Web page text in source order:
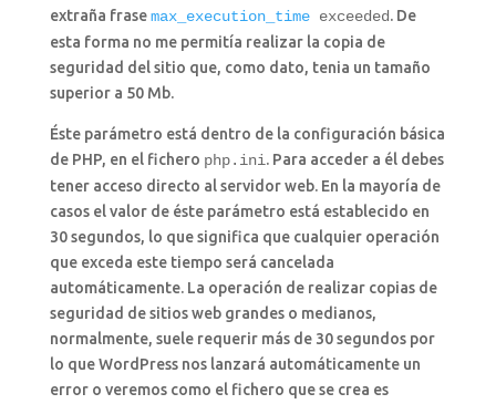
extraña frasemax_execution_timeexceeded. De
esta forma no me permitía realizar la copia de
seguridad del sitio que, como dato, tenia un tamaño
superior a 50 Mb.
Éste parámetro está dentro de la configuración básica
de PHP, en el fichero php.ini. Para acceder a él debes
tener acceso directo al servidor web. En la mayoría de
casos el valor de éste parámetro está establecido en
30 segundos, lo que significa que cualquier operación
que exceda este tiempo será cancelada
automáticamente. La operación de realizar copias de
seguridad de sitios web grandes o medianos,
normalmente, suele requerir más de 30 segundos por
lo que WordPress nos lanzará automáticamente un
error o veremos como el fichero que se crea es